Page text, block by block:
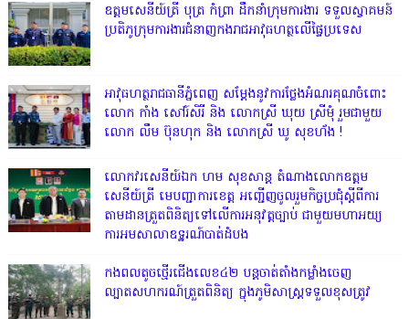
ឧត្តមសេនីយ៍ត្រី បុត្រ កំព្រា ដឹកនាំក្រុមការងារ ទទួលស្វាគមន៍
ប្រតិភូក្រុមការងារជំនាញកងរាជអាវុធហត្ថលើផ្ទៃប្រទេស
អាវុធហត្ថរាជធានីភ្នំពេញ សម្តែងនូវការថ្លែងអំណរគុណចំពោះ
លោក កាំង សៅរ៍សិរី និង លោកស្រី ឃុយ ស្រីមុំ រួមជាមួយ
លោក លឹម ប៊ុនហុក និង លោកស្រី ឃូ សុខហ័ង !
លោក​វរសេនីយ៍ឯក​ ហម​ សុខសាន្ត តំណាង​លោកឧត្តម
សេនីយ៍ត្រី មេបញ្ជាការ​ខេត្ត អញ្ជេីញចូលរួមកិច្ចប្រជុំស្ដីពីការ
តាមដានត្រួតពិនិត្យទៅលេីការអនុវត្តច្បាប់​ ជាមួយមហាអយ្យ
ការអមសាលាឧទ្ឋរណ៍បាត់ដំបង
កងពលតូចថ្មើរជើងលេខ៤២ បន្តចាត់តាំងកម្លាំងចេញ
ល្បាតសហករណ៍ត្រួតពិនិត្យ ក្នុងភូមិសាស្រ្តទទួលខុសត្រូវ